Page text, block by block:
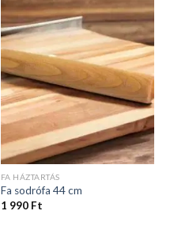
FA HÁZTARTÁS
Fa sodrófa 44 cm
1 990 Ft